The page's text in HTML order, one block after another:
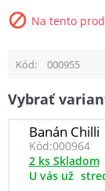
Na tento
Kód 000955
Vybrať
Banán Chilli
Kód:000964
2 ks Skladom
U vás už